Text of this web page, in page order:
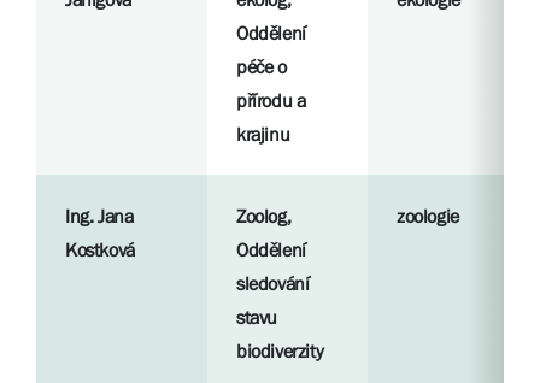
Oddělení
péče o
přírodu a
krajinu
Ing. Jana
Kostková
Zoolog,
Oddělení
sledování
stavu
biodiverzity
zoologie